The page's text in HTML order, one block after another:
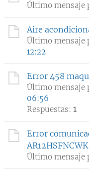
Último mensaje
Aire
Último mensaje
12:22
Error 458
Último mensaje
06:56
Respuestas: 1
Error
Último mensaje